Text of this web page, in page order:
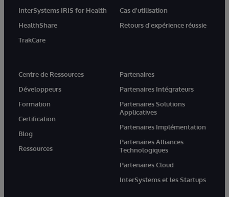
InterSystems IRIS for Health
HealthShare
TrakCare
Cas d'utilisation
Retours d'expérience réussie
Centre de Ressources
Développeurs
Formation
Certification
Blog
Ressources
Partenaires
Partenaires Intégrateurs
Partenaires Solutions
Applicatives
Partenaires Implémentation
Partenaires Alliances
Technologiques
Partenaires Cloud
InterSystems et les Startups